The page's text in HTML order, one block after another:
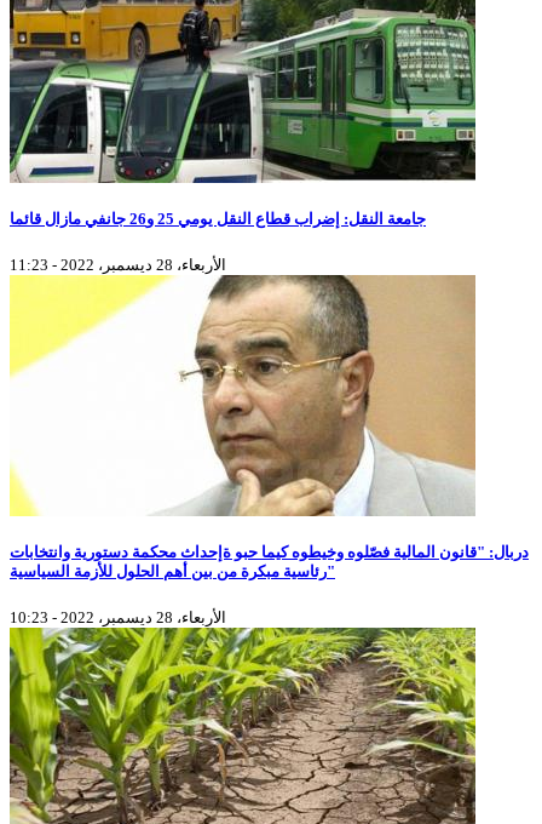
جامعة النقل: إضراب قطاع النقل يومي 25 و26 جانفي مازال قائما
الأربعاء، 28 ديسمبر، 2022 - 11:23
دربال: "قانون المالية فصّلوه وخيطوه كيما حبو ةإحداث محكمة دستورية وانتخابات
رئاسية مبكرة من بين أهم الحلول للأزمة السياسية"
الأربعاء، 28 ديسمبر، 2022 - 10:23